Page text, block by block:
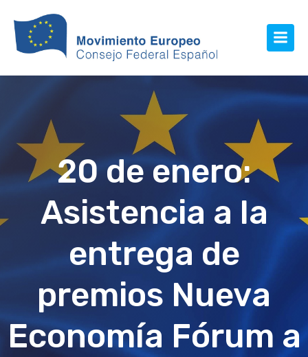
20 de enero:
Asistencia a la
entrega de
premios Nueva
Economía Fórum a